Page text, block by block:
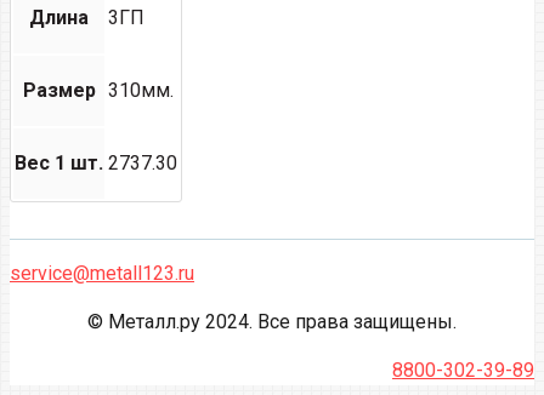
Длина 3ГП
Размер 310мм.
Вес 1 шт. 2737.30
service@metall123.ru
© Металл.ру 2024. Все права защищены.
8800-302-39-89